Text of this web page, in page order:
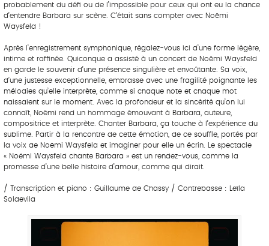
probablement du défi ou de l’impossible pour ceux qui ont eu la chance
d’entendre Barbara sur scène. C’était sans compter avec Noëmi
Waysfeld !
Après l’enregistrement symphonique, régalez-vous ici d’une forme légère,
intime et raffinée. Quiconque a assisté à un concert de Noëmi Waysfeld
en garde le souvenir d’une présence singulière et envoûtante. Sa voix,
d’une justesse exceptionnelle, embrasse avec une fragilité poignante les
mélodies qu’elle interprète, comme si chaque note et chaque mot
naissaient sur le moment. Avec la profondeur et la sincérité qu’on lui
connaît, Noëmi rend un hommage émouvant à Barbara, auteure,
compositrice et interprète. Chanter Barbara, ça touche à l’expérience du
sublime. Partir à la rencontre de cette émotion, de ce souffle, portés par
la voix de Noëmi Waysfeld et imaginer pour elle un écrin. Le spectacle
« Noëmi Waysfeld chante Barbara » est un rendez-vous, comme la
promesse d’une belle histoire d’amour, comme qui dirait.
/ Transcription et piano : Guillaume de Chassy / Contrebasse : Leïla
Soldevila